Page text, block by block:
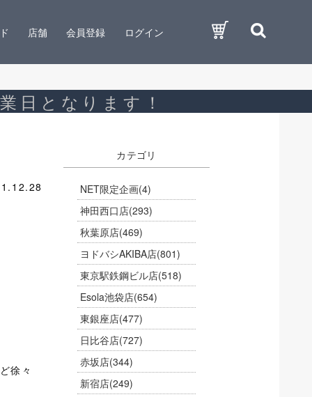
店舗 会員登録 ログイン
日となります！
徐々
カテゴリ
NET限定企画(4)
神田西口店(293)
秋葉原店(469)
ヨドバシAKIBA店(801)
東京駅鉄鋼ビル店(518)
Esola池袋店(654)
東銀座店(477)
日比谷店(727)
赤坂店(344)
新宿店(249)